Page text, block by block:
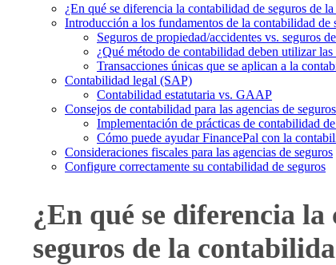
¿En qué se diferencia la contabilidad de seguros de
Introducción a los fundamentos de la contabilidad de
Seguros de propiedad/accidentes vs. seguros
¿Qué método de contabilidad deben utilizar las
Transacciones únicas que se aplican a la
Contabilidad legal (SAP)
Contabilidad estatutaria vs. GAAP
Consejos de contabilidad para las agencias de seguros
Implementación de prácticas de contabilidad
Cómo puede ayudar FinancePal con la
Consideraciones fiscales para las agencias de seguros
Configure correctamente su contabilidad de seguros
¿En qué se diferencia
seguros de la